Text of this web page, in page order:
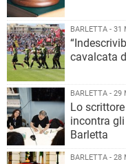
BARLETTA - 31
cavalcata
BARLETTA - 29
Lo
incontra gli
Barletta
BARLETTA - 28